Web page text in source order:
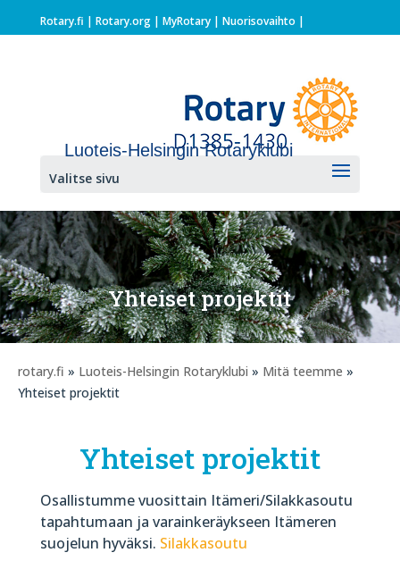
Rotary.fi | Rotary.org| MyRotary | Nuorisovaihto |
Luoteis-Helsingin Rotaryklubi
Valitse sivu
Yhteiset projektit
rotary.fi » Luoteis-Helsingin Rotaryklubi » Mitä teemme »
Yhteiset projektit
Yhteiset projektit
Osallistumme vuosittain Itämeri/Silakkasoutu
tapahtumaan ja varainkeräykseen Itämeren
suojelun hyväksi. Silakkasoutu